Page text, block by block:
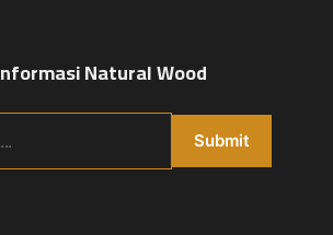
Natural Wood